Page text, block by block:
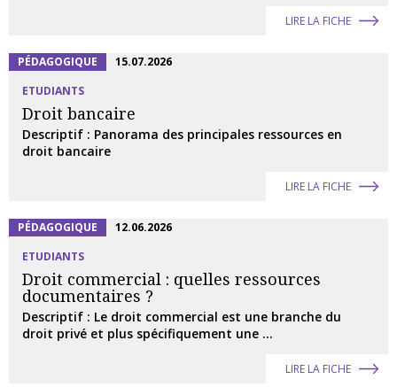
LIRE LA FICHE
PÉDAGOGIQUE
15.07.2026
ETUDIANTS
Droit bancaire
Descriptif : Panorama des principales ressources en
droit bancaire
LIRE LA FICHE
PÉDAGOGIQUE
12.06.2026
ETUDIANTS
Droit commercial : quelles ressources
documentaires ?
Descriptif : Le droit commercial est une branche du
droit privé et plus spécifiquement une ...
LIRE LA FICHE